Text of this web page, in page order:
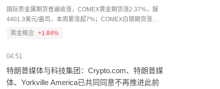
国际贵金属期货普遍收涨，COMEX黄金期货涨2.37%，报
4401.3美元/盎司，本周累涨超7%；COMEX白银期货涨
3.56%，报63.8美元/盎司，本周累涨超10%。
黄金概念 +1.84%
04:51
特朗普媒体与科技集团：Crypto.com、特朗普媒
体、Yorkville America已共同同意不再推进此前